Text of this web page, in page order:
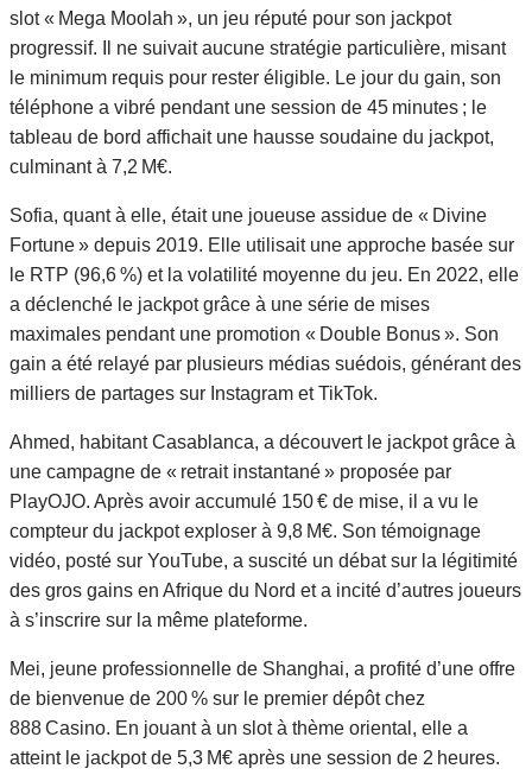
slot « Mega Moolah », un jeu réputé pour son jackpot
progressif. Il ne suivait aucune stratégie particulière, misant
le minimum requis pour rester éligible. Le jour du gain, son
téléphone a vibré pendant une session de 45 minutes ; le
tableau de bord affichait une hausse soudaine du jackpot,
culminant à 7,2 M€.
Sofia, quant à elle, était une joueuse assidue de « Divine
Fortune » depuis 2019. Elle utilisait une approche basée sur
le RTP (96,6 %) et la volatilité moyenne du jeu. En 2022, elle
a déclenché le jackpot grâce à une série de mises
maximales pendant une promotion « Double Bonus ». Son
gain a été relayé par plusieurs médias suédois, générant des
milliers de partages sur Instagram et TikTok.
Ahmed, habitant Casablanca, a découvert le jackpot grâce à
une campagne de « retrait instantané » proposée par
PlayOJO. Après avoir accumulé 150 € de mise, il a vu le
compteur du jackpot exploser à 9,8 M€. Son témoignage
vidéo, posté sur YouTube, a suscité un débat sur la légitimité
des gros gains en Afrique du Nord et a incité d’autres joueurs
à s’inscrire sur la même plateforme.
Mei, jeune professionnelle de Shanghai, a profité d’une offre
de bienvenue de 200 % sur le premier dépôt chez
888 Casino. En jouant à un slot à thème oriental, elle a
atteint le jackpot de 5,3 M€ après une session de 2 heures.